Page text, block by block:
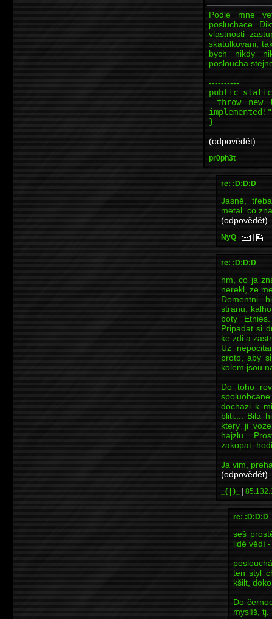
Podle mne
posluchace.
vlastnosti
skatulkovani,
bych nikdy
posloucha
----------
public
throw new
}
(odpovědět)
pr0ph3t
re: :D:D:D
Jasně,
metal..co
(odpovědět)
NyQ | |
re: :D:D:D
hm, co ja
nerekl, ze
Dementni
stranu,
boty
Pripadat si
ke zdi a
Uz
proto, aby
kolem jsou
Do toho
dochazi k
bliti.... Bila
ktery ji
hajzlu...
zakopat,
Ja vim,
(odpovědět)
_( | )_ |
re: :D:D:D
seš
lidé vědí
ten styl
kšilt,
Do
myslíš, tj.